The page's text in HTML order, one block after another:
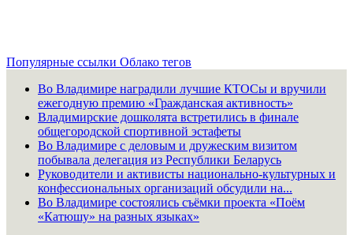
Популярные ссылки Облако тегов
Во Владимире наградили лучшие КТОСы и вручили
ежегодную премию «Гражданская активность»
Владимирские дошколята встретились в финале
общегородской спортивной эстафеты
Во Владимире с деловым и дружеским визитом
побывала делегация из Республики Беларусь
Руководители и активисты национально-культурных и
конфессиональных организаций обсудили на...
Во Владимире состоялись съёмки проекта «Поём
«Катюшу» на разных языках»